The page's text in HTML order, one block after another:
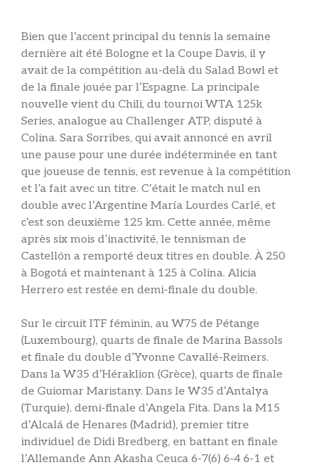
Bien que l’accent principal du tennis la semaine
dernière ait été Bologne et la Coupe Davis, il y
avait de la compétition au-delà du Salad Bowl et
de la finale jouée par l’Espagne. La principale
nouvelle vient du Chili, du tournoi WTA 125k
Series, analogue au Challenger ATP, disputé à
Colina. Sara Sorribes, qui avait annoncé en avril
une pause pour une durée indéterminée en tant
que joueuse de tennis, est revenue à la compétition
et l’a fait avec un titre. C’était le match nul en
double avec l’Argentine María Lourdes Carlé, et
c’est son deuxième 125 km. Cette année, même
après six mois d’inactivité, le tennisman de
Castellón a remporté deux titres en double. À 250
à Bogotá et maintenant à 125 à Colina. Alicia
Herrero est restée en demi-finale du double.
Sur le circuit ITF féminin, au W75 de Pétange
(Luxembourg), quarts de finale de Marina Bassols
et finale du double d’Yvonne Cavallé-Reimers.
Dans la W35 d’Héraklion (Grèce), quarts de finale
de Guiomar Maristany. Dans le W35 d’Antalya
(Turquie), demi-finale d’Angela Fita. Dans la M15
d’Alcalá de Henares (Madrid), premier titre
individuel de Didi Bredberg, en battant en finale
l’Allemande Ann Akasha Ceuca 6-7(6) 6-4 6-1 et